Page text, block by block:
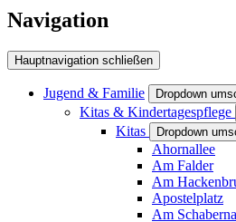
Navigation
Hauptnavigation schließen
Jugend & Familie Dropdown
Kitas & Kindertagespflege
Kitas Dropdown
Ahornallee
Am Falder
Am
Apostelplatz
Am